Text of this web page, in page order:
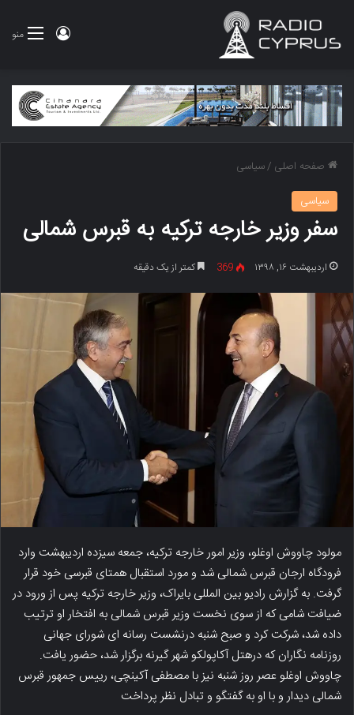
منو ورود
صفحه اصلی /سیاسی
سیاسی
سفر وزیر خارجه ترکیه به قبرس شمالی
اردیبهشت ۱۶, ۱۳۹۸ 369 کمتر از یک دقیقه
مولود چاووش اوغلو، وزیر امور خارجه ترکیه، جمعه سیزده اردیبهشت وارد
فرودگاه ارجان قبرس شمالی شد و مورد استقبال همتای قبرسی خود قرار
گرفت. به گزارش رادیو بین المللی بایراک، وزیر خارجه ترکیه پس از ورود در
ضیافت شامی که از سوی نخست وزیر قبرس شمالی به افتخار او ترتیب
داده شد، شرکت کرد و صبح شنبه درنشست رسانه ای شورای جهانی
روزنامه نگاران که درهتل آکاپولکو شهر گیرنه برگزار شد، حضور یافت.
چاووش اوغلو عصر روز شنبه نیز با مصطفی آکینچی، رییس جمهور قبرس
شمالی دیدار و با او به گفتگو و تبادل نظر پرداخت